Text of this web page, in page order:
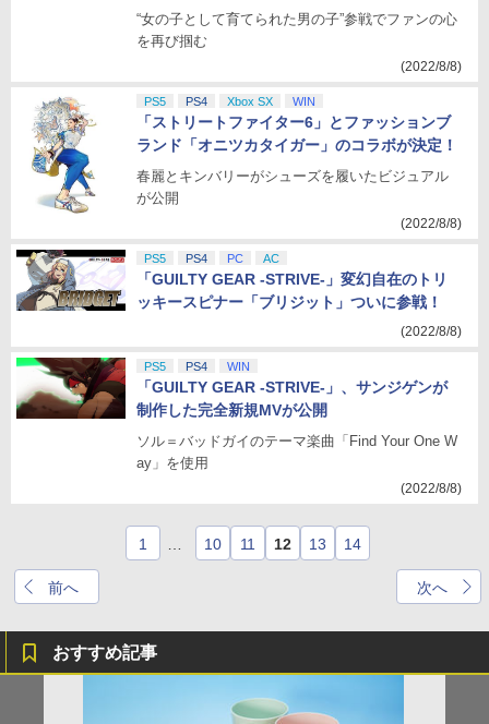
“女の子として育てられた男の子”参戦でファンの心
を再び掴む
(2022/8/8)
PS5 PS4 Xbox SX WIN
「ストリートファイター6」とファッションブ
ランド「オニツカタイガー」のコラボが決定！
春麗とキンバリーがシューズを履いたビジュアル
が公開
(2022/8/8)
PS5 PS4 PC AC
「GUILTY GEAR -STRIVE-」変幻自在のトリ
ッキースピナー「ブリジット」ついに参戦！
(2022/8/8)
PS5 PS4 WIN
「GUILTY GEAR -STRIVE-」、サンジゲンが
制作した完全新規MVが公開
ソル＝バッドガイのテーマ楽曲「Find Your One W
ay」を使用
(2022/8/8)
前へ
1 10 11 12 13 14
次へ
おすすめ記事